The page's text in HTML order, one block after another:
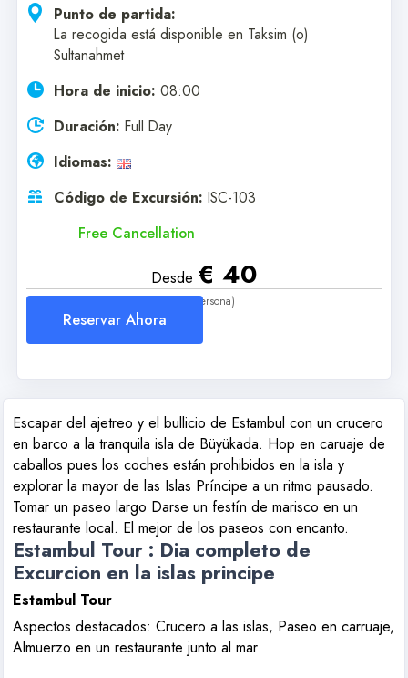
Punto de partida:
La recogida está disponible en Taksim (o)
Sultanahmet
Hora de inicio: 08:00
Duración: Full Day
Idiomas:
Código de Excursión: ISC-103
Free Cancellation
Desde € 40
(Por Persona)
Reservar Ahora
Escapar del ajetreo y el bullicio de Estambul con un crucero
en barco a la tranquila isla de Büyükada. Hop en caruaje de
caballos pues los coches están prohibidos en la isla y
explorar la mayor de las Islas Príncipe a un ritmo pausado.
Tomar un paseo largo Darse un festín de marisco en un
restaurante local. El mejor de los paseos con encanto.
Estambul Tour : Dia completo de
Excurcion en la islas principe
Estambul Tour
Aspectos destacados: Crucero a las islas, Paseo en carruaje,
Almuerzo en un restaurante junto al mar